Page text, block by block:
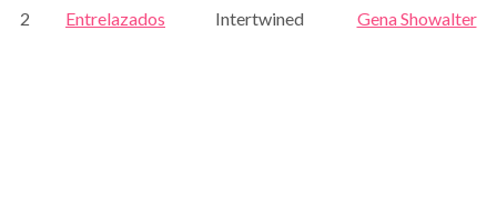
2
Entrelazados Intertwined Gena Showalter